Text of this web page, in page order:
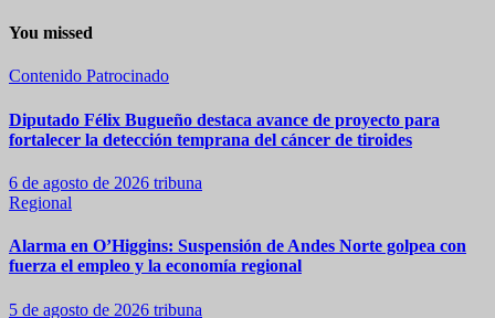
You missed
Contenido Patrocinado
Diputado Félix Bugueño destaca avance de proyecto para
fortalecer la detección temprana del cáncer de tiroides
6 de agosto de 2026 tribuna
Regional
Alarma en O’Higgins: Suspensión de Andes Norte golpea con
fuerza el empleo y la economía regional
5 de agosto de 2026 tribuna